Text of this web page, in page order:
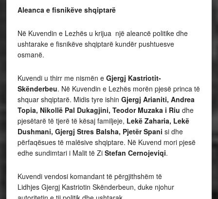
Aleanca e fisnikëve shqiptarë
Në Kuvendin e Lezhës u krijua një aleancë politike dhe
ushtarake e fisnikëve shqiptarë kundër pushtuesve
osmanë.
Kuvendi u thirr me nismën e Gjergj Kastriotit-
Skënderbeu. Në Kuvendin e Lezhës morën pjesë princa të
shquar shqiptarë. Midis tyre ishin Gjergj Arianiti, Andrea
Topia, Nikollë Pal Dukagjini, Teodor Muzaka i Riu dhe
pjesëtarë të tjerë të kësaj familjeje, Lekë Zaharia, Lekë
Dushmani, Gjergj Stres Balsha, Pjetër Spani si dhe
përfaqësues të malësive shqiptare. Në Kuvend mori pjesë
edhe sundimtari i Malit të Zi Stefan Cernojeviqi.
Kuvendi vendosi komandant të përgjithshëm të
Lidhjes Gjergj Kastriotin Skënderbeun, duke njohur